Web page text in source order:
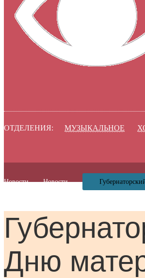
ОТДЕЛЕНИЯ: МУЗЫКАЛЬНОЕ
Новости Новости
Дню